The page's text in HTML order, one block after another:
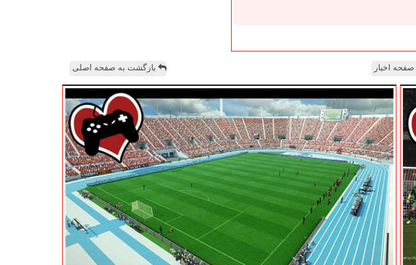
صفحه اخبار بازگشت به صفحه اصلی